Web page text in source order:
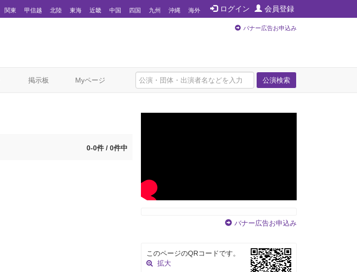
ログイン 会員登録
関東 甲信越 北陸 東海 近畿 中国 四国 九州 沖縄 海外
バナー広告お申込み
公演検索
掲示板 Myページ
0-0件 / 0件中
バナー広告お申込み
このページのQRコードです。
拡大